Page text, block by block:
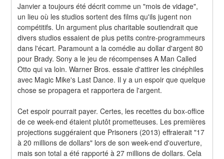
Janvier a toujours été décrit comme un "mois de vidage",
un lieu où les studios sortent des films qu'ils jugent non
compétitifs. Un argument plus charitable soutiendrait que
divers studios essaient de plus petits contre-programmeurs
dans l'écart. Paramount a la comédie au dollar d'argent 80
pour Brady. Sony a le jeu de récompenses A Man Called
Otto qui va loin. Warner Bros. essaie d'attirer les cinéphiles
avec Magic Mike's Last Dance. Il y a un espoir que quelque
chose se propagera et rapportera de l'argent.
Cet espoir pourrait payer. Certes, les recettes du box-office
de ce week-end étaient plutôt prometteuses. Les premières
projections suggéraient que Prisoners (2013) effraierait "17
à 20 millions de dollars" lors de son week-end d'ouverture,
mais son total a été rapporté à 27 millions de dollars. Cela